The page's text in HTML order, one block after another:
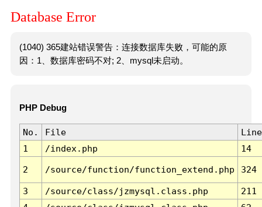
Database Error
(1040) 365建站错误警告：连接数据库失败，可能的原
因：1、数据库密码不对; 2、mysql未启动。
PHP Debug
No. File
Line
1
/index.php 14
2 /source/function/function_extend.php 324
3 /source/class/jzmysql.class.php
211